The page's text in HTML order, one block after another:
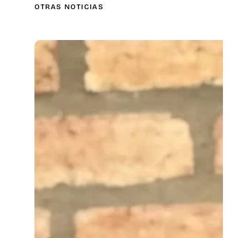
OTRAS NOTICIAS